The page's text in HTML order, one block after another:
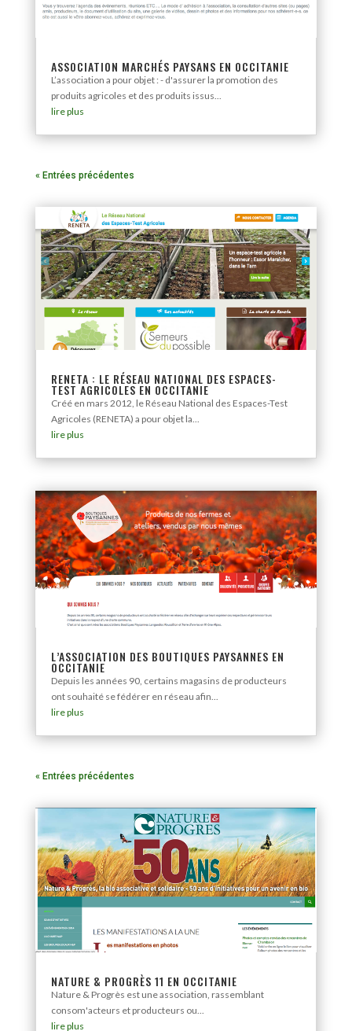
ASSOCIATION MARCHÉS PAYSANS EN OCCITANIE
L’association a pour objet : - d'assurer la promotion des
produits agricoles et des produits issus...
lire plus
« Entrées précédentes
RENETA : LE RÉSEAU NATIONAL DES ESPACES-
TEST AGRICOLES EN OCCITANIE
Créé en mars 2012, le Réseau National des Espaces-Test
Agricoles (RENETA) a pour objet la...
lire plus
L’ASSOCIATION DES BOUTIQUES PAYSANNES EN
OCCITANIE
Depuis les années 90, certains magasins de producteurs
ont souhaité se fédérer en réseau afin...
lire plus
« Entrées précédentes
NATURE & PROGRÈS 11 EN OCCITANIE
Nature & Progrès est une association, rassemblant
consom'acteurs et producteurs ou...
lire plus